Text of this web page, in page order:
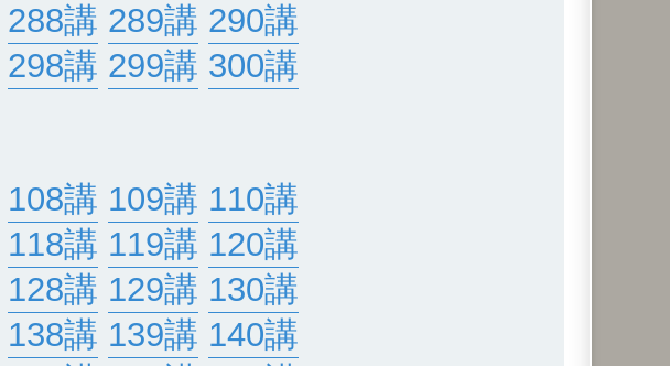
288講 289講 290講
298講 299講 300講
108講 109講 110講
118講 119講 120講
128講 129講 130講
138講 139講 140講